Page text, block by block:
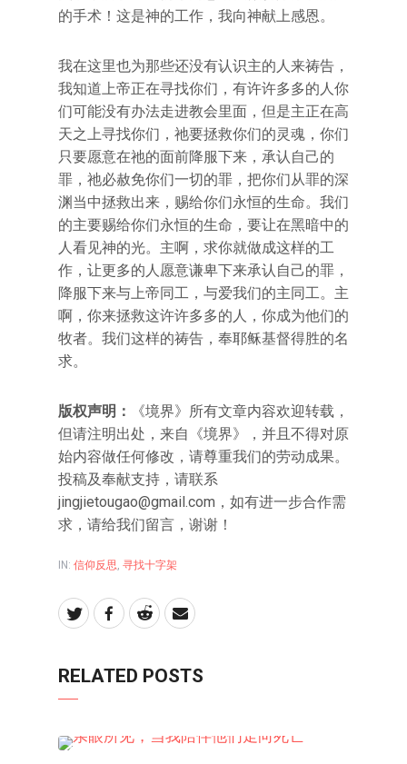
的手术！这是神的工作，我向神献上感恩。
我在这里也为那些还没有认识主的人来祷告，
我知道上帝正在寻找你们，有许许多多的人你
们可能没有办法走进教会里面，但是主正在高
天之上寻找你们，祂要拯救你们的灵魂，你们
只要愿意在祂的面前降服下来，承认自己的
罪，祂必赦免你们一切的罪，把你们从罪的深
渊当中拯救出来，赐给你们永恒的生命。我们
的主要赐给你们永恒的生命，要让在黑暗中的
人看见神的光。主啊，求你就做成这样的工
作，让更多的人愿意谦卑下来承认自己的罪，
降服下来与上帝同工，与爱我们的主同工。主
啊，你来拯救这许许多多的人，你成为他们的
牧者。我们这样的祷告，奉耶稣基督得胜的名
求。
版权声明：
《境界》所有文章内容欢迎转载，
但请注明出处，来自《境界》，并且不得对原
始内容做任何修改，请尊重我们的劳动成果。
投稿及奉献支持，请联系
jingjietougao@gmail.com，如有进一步合作需
求，请给我们留言，谢谢！
IN: 信仰反思, 寻找十字架
RELATED POSTS